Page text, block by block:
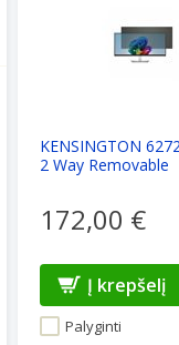
KENSINGTON
2 Way Removable
172,00 €
Palyginti
Į krepšelį